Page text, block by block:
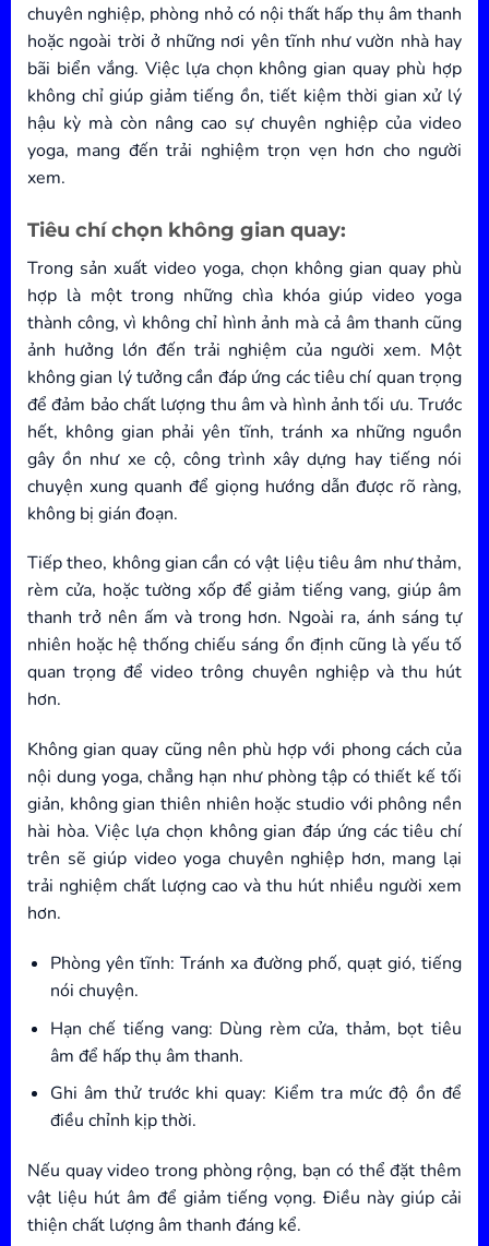
chuyên nghiệp, phòng nhỏ có nội thất hấp thụ âm thanh
hoặc ngoài trời ở những nơi yên tĩnh như vườn nhà hay
bãi biển vắng. Việc lựa chọn không gian quay phù hợp
không chỉ giúp giảm tiếng ồn, tiết kiệm thời gian xử lý
hậu kỳ mà còn nâng cao sự chuyên nghiệp của video
yoga, mang đến trải nghiệm trọn vẹn hơn cho người
xem.
Tiêu chí chọn không gian quay:
Trong sản xuất video yoga, chọn không gian quay phù
hợp là một trong những chìa khóa giúp video yoga
thành công, vì không chỉ hình ảnh mà cả âm thanh cũng
ảnh hưởng lớn đến trải nghiệm của người xem. Một
không gian lý tưởng cần đáp ứng các tiêu chí quan trọng
để đảm bảo chất lượng thu âm và hình ảnh tối ưu. Trước
hết, không gian phải yên tĩnh, tránh xa những nguồn
gây ồn như xe cộ, công trình xây dựng hay tiếng nói
chuyện xung quanh để giọng hướng dẫn được rõ ràng,
không bị gián đoạn.
Tiếp theo, không gian cần có vật liệu tiêu âm như thảm,
rèm cửa, hoặc tường xốp để giảm tiếng vang, giúp âm
thanh trở nên ấm và trong hơn. Ngoài ra, ánh sáng tự
nhiên hoặc hệ thống chiếu sáng ổn định cũng là yếu tố
quan trọng để video trông chuyên nghiệp và thu hút
hơn.
Không gian quay cũng nên phù hợp với phong cách của
nội dung yoga, chẳng hạn như phòng tập có thiết kế tối
giản, không gian thiên nhiên hoặc studio với phông nền
hài hòa. Việc lựa chọn không gian đáp ứng các tiêu chí
trên sẽ giúp video yoga chuyên nghiệp hơn, mang lại
trải nghiệm chất lượng cao và thu hút nhiều người xem
hơn.
Phòng yên tĩnh: Tránh xa đường phố, quạt gió, tiếng
nói chuyện.
Hạn chế tiếng vang: Dùng rèm cửa, thảm, bọt tiêu
âm để hấp thụ âm thanh.
Ghi âm thử trước khi quay: Kiểm tra mức độ ồn để
điều chỉnh kịp thời.
Nếu quay video trong phòng rộng, bạn có thể đặt thêm
vật liệu hút âm để giảm tiếng vọng. Điều này giúp cải
thiện chất lượng âm thanh đáng kể.